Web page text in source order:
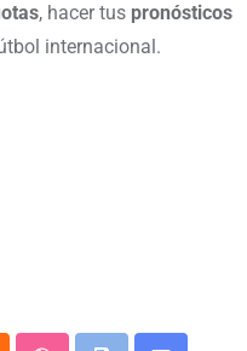
, hacer tus pronósticos
internacional.